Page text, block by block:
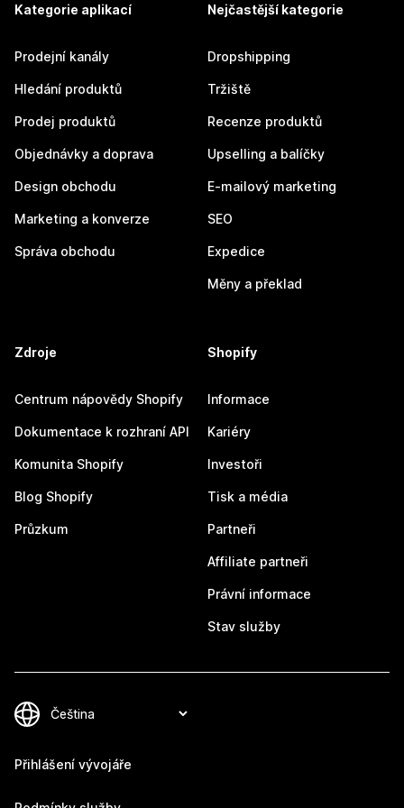
Kategorie aplikací
Prodejní kanály
Hledání produktů
Prodej produktů
Objednávky a doprava
Design obchodu
Marketing a konverze
Správa obchodu
Nejčastější kategorie
Dropshipping
Tržiště
Recenze produktů
Upselling a balíčky
E-mailový marketing
SEO
Expedice
Měny a překlad
Zdroje
Centrum nápovědy Shopify
Dokumentace k rozhraní API
Komunita Shopify
Blog Shopify
Průzkum
Shopify
Informace
Kariéry
Investoři
Tisk a média
Partneři
Affiliate partneři
Právní informace
Stav služby
Přihlášení vývojáře